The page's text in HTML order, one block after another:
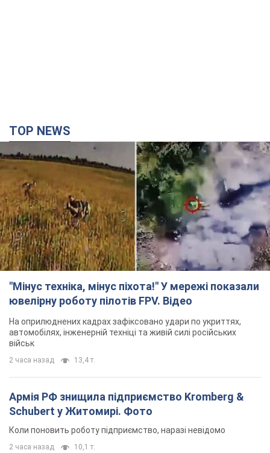
TOP NEWS
"Мінус техніка, мінус піхота!" У мережі показали
ювелірну роботу пілотів FPV. Відео
На оприлюднених кадрах зафіксовано удари по укриттях,
автомобілях, інженерній техніці та живій силі російських
військ
2 часа назад 13,4 т.
Армія РФ знищила підприємство Kromberg &
Schubert у Житомирі. Фото
Коли поновить роботу підприємство, наразі невідомо
2 часа назад 10,1 т.